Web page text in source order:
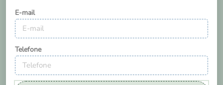
E-mail
Telefone
Daiane Fatima Schulz Grando